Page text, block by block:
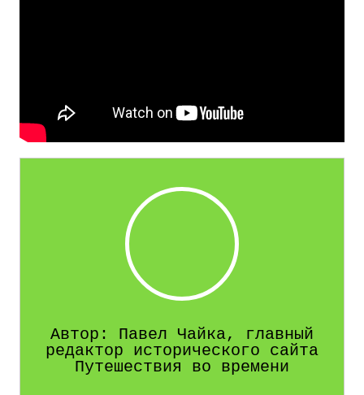
Автор: Павел Чайка, главный
редактор исторического сайта
Путешествия во времени